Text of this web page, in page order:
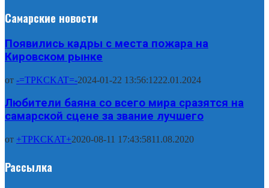
Самарские новости
Появились кадры с места пожара на
Кировском рынке
от -=TPKCKAT=-2024-01-22 13:56:1222.01.2024
Любители баяна со всего мира сразятся на
самарской сцене за звание лучшего
от +TPKCKAT+2020-08-11 17:43:5811.08.2020
Рассылка